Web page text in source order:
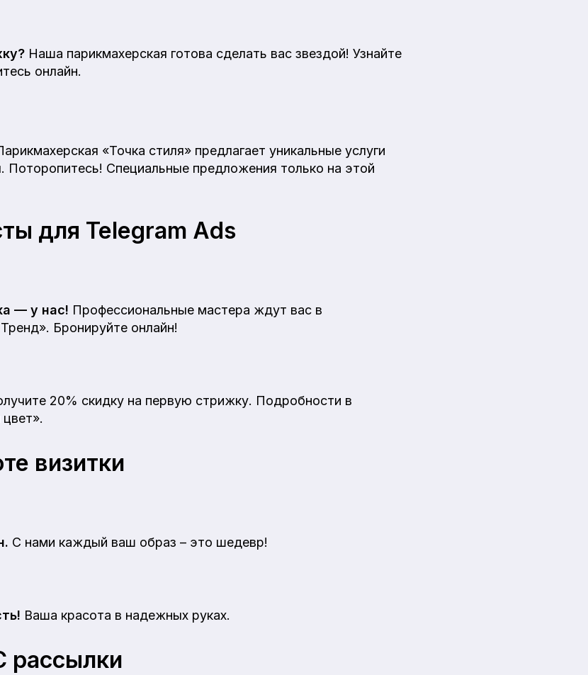
Наша парикмахерская готова сделать вас звездой! Узнайте
онлайн.
«Точка стиля» предлагает уникальные услуги
Поторопитесь! Специальные предложения только на этой
для Telegram Ads
— у нас! Профессиональные мастера ждут вас в
Бронируйте онлайн!
20% скидку на первую стрижку. Подробности в
визитки
С нами каждый ваш образ – это шедевр!
Ваша красота в надежных руках.
рассылки